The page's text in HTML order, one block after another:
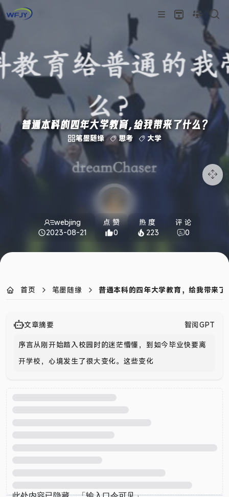
普通本科的四年大学教育，给我带来了什么？
笔墨随缘 思考 大学
webjing
2023-08-21
点 赞
0
热 度
223
评 论
0
首页 笔墨随缘 普通本科的四年大学教育，给我带来了
文章摘要 智阅GPT
序言从刚开始踏入校园时的迷茫懵懂，到如今毕业快要离
开学校，心境发生了很大变化。这些变化源于